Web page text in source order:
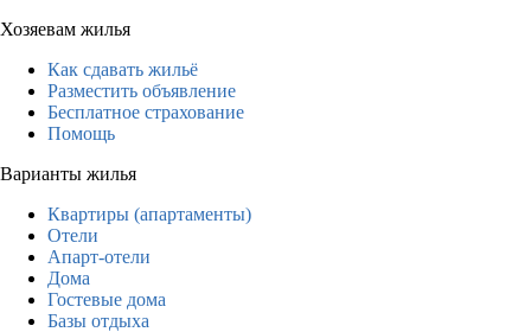
Хозяевам жилья
Как сдавать жильё
Разместить объявление
Бесплатное страхование
Помощь
Варианты жилья
Квартиры (апартаменты)
Отели
Апарт-отели
Дома
Гостевые дома
Базы отдыха